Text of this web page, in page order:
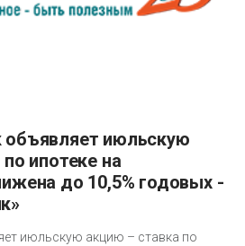
ипотеке на
до 10,5% годовых -
июльскую акцию – ставка по